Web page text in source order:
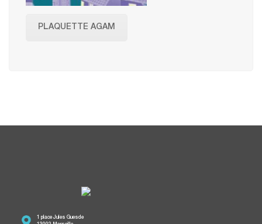
PLAQUETTE AGAM
1 place Jules Guesde